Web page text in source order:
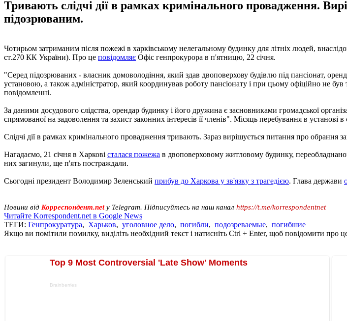
Тривають слідчі дії в рамках кримінального провадження.
підозрюваним.
Чотирьом затриманим після пожежі в харківському нелегальному будинку для літніх людей,
ст.270 КК України). Про це повідомляє Офіс генпрокурора в п'ятницю, 22 січня.
"Серед підозрюваних - власник домоволодіння, який здав двоповерхову будівлю під пансіонат,
установою, а також адміністратор, який координував роботу пансіонату і при цьому офіційно не
повідомленні.
За даними досудового слідства, орендар будинку і його дружина є засновниками громадської
спрямованої на задоволення та захист законних інтересів її членів". Місяць перебування в
Слідчі дії в рамках кримінального провадження тривають. Зараз вирішується питання про обрання
Нагадаємо, 21 січня в Харкові сталася пожежа в двоповерховому житловому будинку,
них загинули, ще п'ять постраждали.
Сьогодні президент Володимир Зеленський прибув до Харкова у зв'язку з трагедією. Глава держави
Новини від Корреспондент.net у Telegram. Підписуйтесь на наш канал https://t.me/korrespondentnet
Читайте Korrespondent.net в Google News
ТЕГИ: Генпрокуратура, Харьков, уголовное дело, погибли, подозреваемые, погибшие
Якщо ви помітили помилку, виділіть необхідний текст і натисніть Ctrl + Enter, щоб повідомити про